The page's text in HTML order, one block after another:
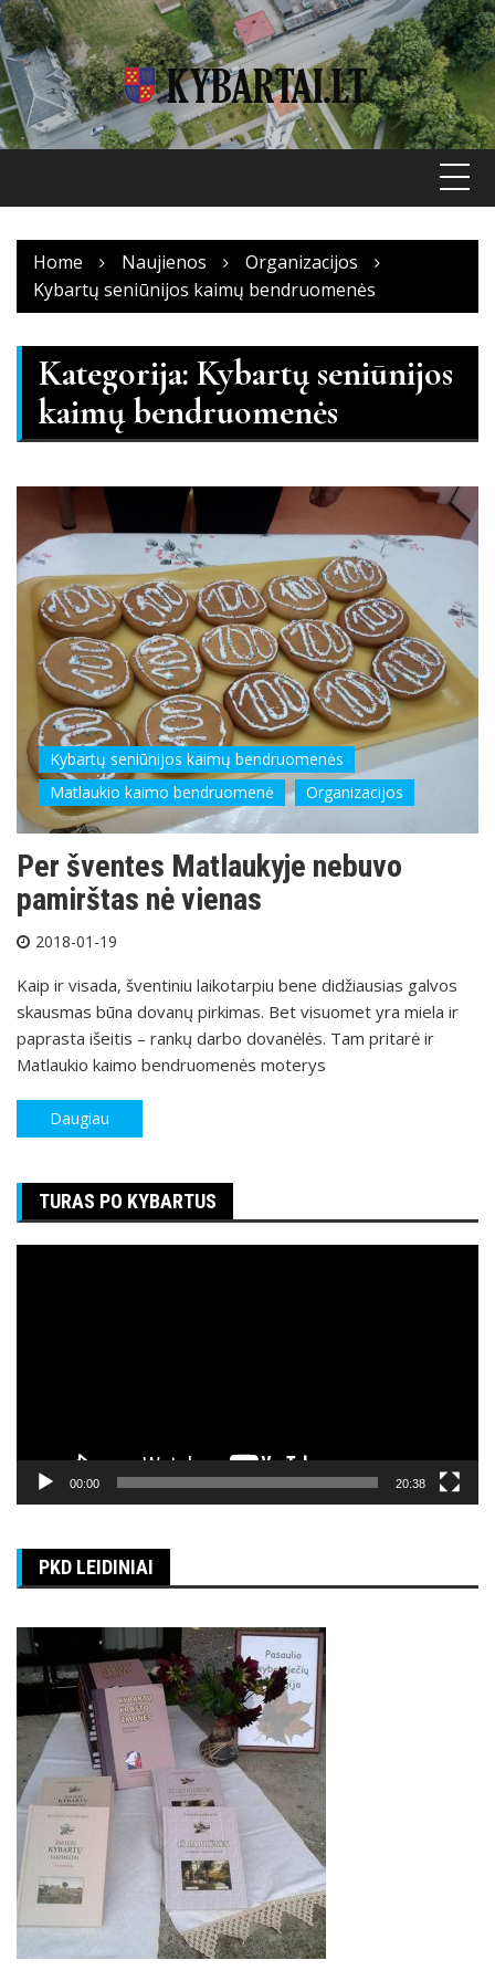
Skip
to
content
Home Naujienos
Organizacijos
Kybartų seniūnijos kaimų bendruomenės
Kategorija: Kybartų seniūnijos
kaimų bendruomenės
Kybartų seniūnijos kaimų bendruomenės
Matlaukio kaimo bendruomenė
Organizacijos
Per šventes Matlaukyje nebuvo
pamirštas nė vienas
2018-01-19
Kaip ir visada, šventiniu laikotarpiu bene didžiausias galvos
skausmas būna dovanų pirkimas. Bet visuomet yra miela ir
paprasta išeitis – rankų darbo dovanėlės. Tam pritarė ir
Matlaukio kaimo bendruomenės moterys
Daugiau
TURAS PO KYBARTUS
00:00 20:38
PKD LEIDINIAI